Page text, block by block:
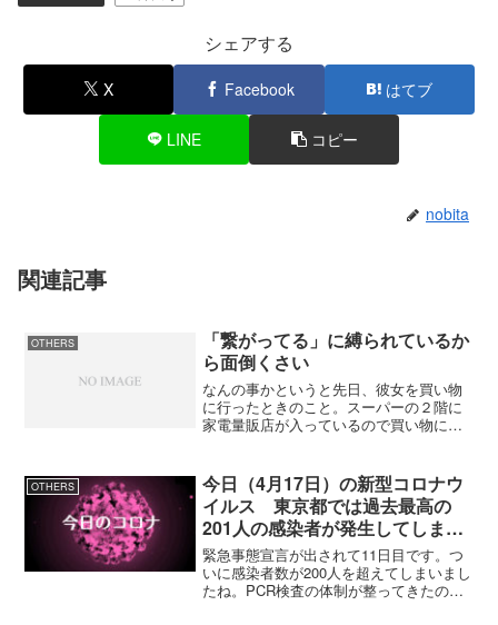
シェアする
X Facebook はてブ
LINE コピー
nobita
関連記事
OTHERS
「繋がってる」に縛られているか
ら面倒くさい
なんの事かというと先日、彼女を買い物
に行ったときのこと。スーパーの２階に
家電量販店が入っているので買い物につ
販店はどこにでもあるように入り口に携
帯電話がズラっと並んでい...
OTHERS
今日（4月17日）の新型コロナウ
イルス 東京都では過去最高の
201人の感染者が発生してしまい
ました。
緊急事態宣言が出されて11日目です。つ
いに感染者数が200人を超えてしまいまし
たね。PCR検査の体制が整ってきたの